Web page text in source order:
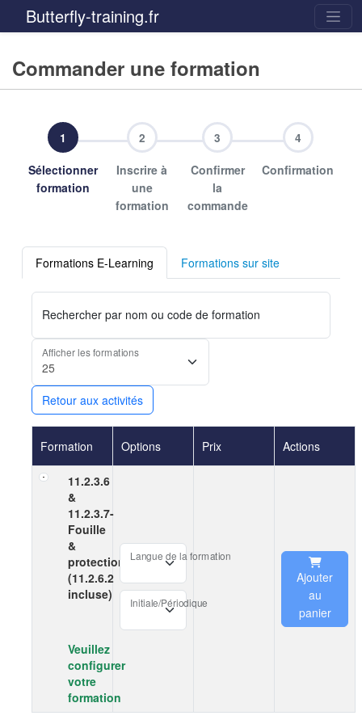
Butterfly-training.fr
Commander une formation
1
Sélectionner
formation
2
Inscrire à
une
formation
3
Confirmer
la
commande
4
Confirmation
Formations E-Learning Formations sur site
Rechercher par nom ou code de formation
Afficher les formations
Retour aux activités
Formation Options Prix Actions
11.2.3.6
&
11.2.3.7-
Fouille
&
protection
(11.2.6.2
incluse)
Veuillez
configurer
votre
formation
Langue de la formation
Initiale/Périodique
Ajouter
au
panier